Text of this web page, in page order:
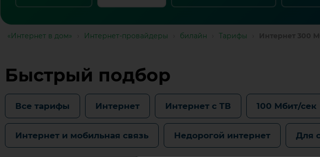
«Интернет в дом» Интернет-провайдеры билайн Тарифы
Быстрый подбор
Все тарифы Интернет Интернет с ТВ 100 Мбит/сек
Интернет и мобильная связь Недорогой интернет Для